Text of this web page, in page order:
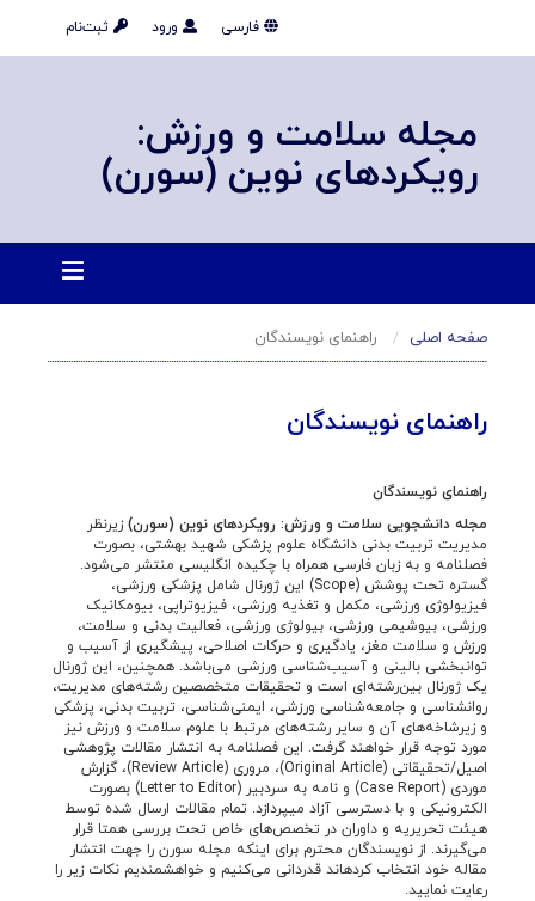
ثبت‌نام ورود فارسی
مجله سلامت و ورزش:
رویکردهای نوین (سورن)
صفحه اصلی راهنمای نویسندگان
راهنمای نویسندگان
راهنمای نویسندگان
مجله دانشجویی سلامت و ورزش: رویکردهای نوین (سورن) زیرنظر
مدیریت تربیت بدنی دانشگاه علوم پزشکی شهید بهشتی، بصورت
فصلنامه و به زبان فارسی همراه با چکیده انگلیسی منتشر می‌شود.
گستره تحت پوشش (Scope) این ژورنال شامل پزشکی ورزشی،
فیزیولوژی ورزشی، مکمل و تغذیه ورزشی، فیزیوتراپی، بیومکانیک
ورزشی، بیوشیمی ورزشی، بیولوژی ورزشی، فعالیت بدنی و سلامت،
ورزش و سلامت مغز، یادگیری و حرکات اصلاحی، پیشگیری از آسیب و
توانبخشی بالینی و آسیب‌‌شناسی ورزشی می‌‌باشد. همچنین، این ژورنال
یک ژورنال بین‌رشته‌‌ای است و تحقیقات متخصصین رشته‌‌های مدیریت،
روانشناسی و جامعه‌‌شناسی ورزشی، ایمنی‌‌شناسی، تربیت بدنی، پزشکی
و زیرشاخه‌‌های آن و سایر رشته‌‌های مرتبط با علوم سلامت و ورزش نیز
مورد توجه قرار خواهند گرفت. این فصلنامه به انتشار مقالات پژوهشی
اصیل/تحقیقاتی (Original Article)، مروری (Review Article)، گزارش
موردی (Case Report) و نامه به سردبیر (Letter to Editor) بصورت
الکترونیکی و با دسترسی آزاد می­پردازد. تمام مقالات ارسال شده توسط
هیئت تحریریه و داوران در تخصص‌های خاص تحت بررسی همتا قرار
می‌‌گیرند. از نویسندگان محترم برای اینکه مجله سورن را جهت انتشار
مقاله­ خود انتخاب کرده­­اند قدردانی می‌­کنیم و خواهشمندیم نکات زیر را
رعایت نمایید.